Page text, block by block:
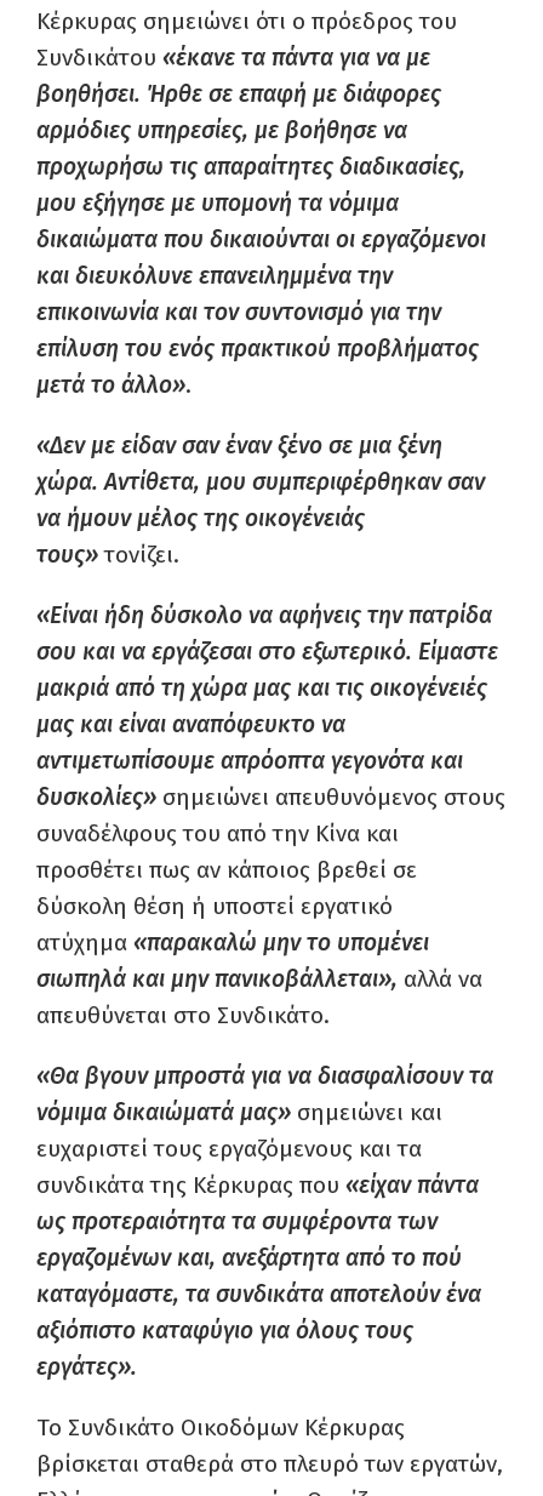
Κέρκυρας σημειώνει ότι ο πρόεδρος του
Συνδικάτου «έκανε τα πάντα για να με
βοηθήσει. Ήρθε σε επαφή με διάφορες
αρμόδιες υπηρεσίες, με βοήθησε να
προχωρήσω τις απαραίτητες διαδικασίες,
μου εξήγησε με υπομονή τα νόμιμα
δικαιώματα που δικαιούνται οι εργαζόμενοι
και διευκόλυνε επανειλημμένα την
επικοινωνία και τον συντονισμό για την
επίλυση του ενός πρακτικού προβλήματος
μετά το άλλο».
«Δεν με είδαν σαν έναν ξένο σε μια ξένη
χώρα. Αντίθετα, μου συμπεριφέρθηκαν σαν
να ήμουν μέλος της οικογένειάς
τους»τονίζει.
«Είναι ήδη δύσκολο να αφήνεις την πατρίδα
σου και να εργάζεσαι στο εξωτερικό. Είμαστε
μακριά από τη χώρα μας και τις οικογένειές
μας και είναι αναπόφευκτο να
αντιμετωπίσουμε απρόοπτα γεγονότα και
δυσκολίες» σημειώνει απευθυνόμενος στους
συναδέλφους του από την Κίνα και
προσθέτει πως αν κάποιος βρεθεί σε
δύσκολη θέση ή υποστεί εργατικό
ατύχημα «παρακαλώ μην το υπομένει
σιωπηλά και μην πανικοβάλλεται», αλλά να
απευθύνεται στο Συνδικάτο.
«Θα βγουν μπροστά για να διασφαλίσουν τα
νόμιμα δικαιώματά μας» σημειώνει και
ευχαριστεί τους εργαζόμενους και τα
συνδικάτα της Κέρκυρας που «είχαν πάντα
ως προτεραιότητα τα συμφέροντα των
εργαζομένων και, ανεξάρτητα από το πού
καταγόμαστε, τα συνδικάτα αποτελούν ένα
αξιόπιστο καταφύγιο για όλους τους
εργάτες».
Το Συνδικάτο Οικοδόμων Κέρκυρας
βρίσκεται σταθερά στο πλευρό των εργατών,